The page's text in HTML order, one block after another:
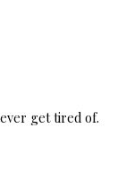
get tired of.